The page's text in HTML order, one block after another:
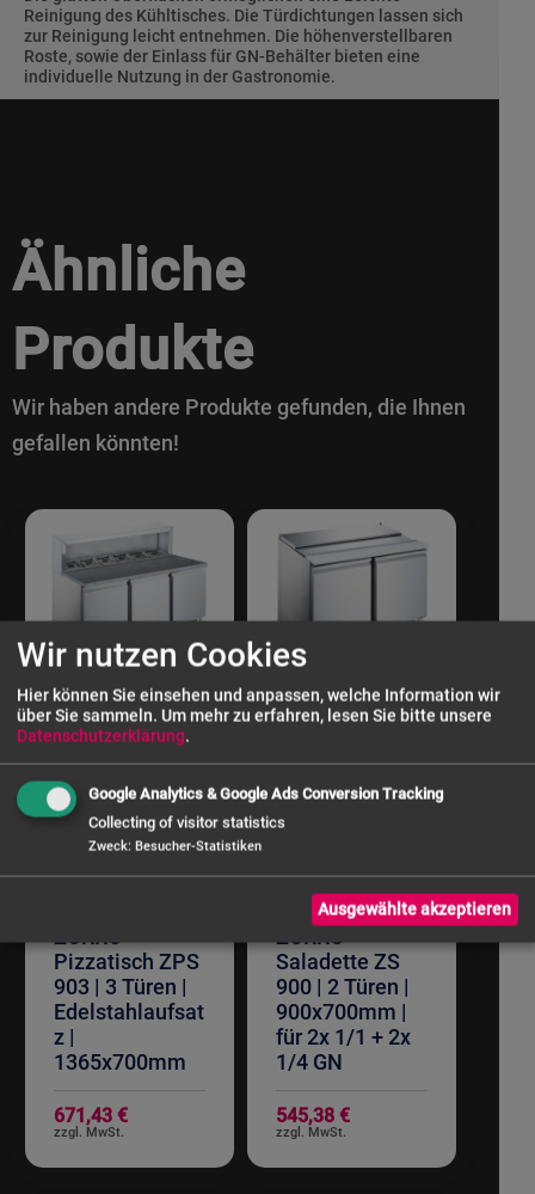
Reinigung des Kühltisches. Die Türdichtungen lassen sich
zur Reinigung leicht entnehmen. Die höhenverstellbaren
Roste, sowie der Einlass für GN-Behälter bieten eine
individuelle Nutzung in der Gastronomie.
Ähnliche
Produkte
Wir haben andere Produkte gefunden, die Ihnen
gefallen könnten!
ZORRO
Pizzatisch ZPS
903 | 3 Türen |
Edelstahlaufsat
z |
1365x700mm
671,43 €
ZORRO
Saladette ZS
900 | 2 Türen |
900x700mm |
für 2x 1/1 + 2x
1/4 GN
545,38 €
Wir nutzen Cookies
Hier können Sie einsehen und anpassen, welche Information wir
über Sie sammeln. Um mehr zu erfahren, lesen Sie bitte unsere
Datenschutzerklärung.
Google Analytics & Google Ads Conversion Tracking
Collecting of visitor statistics
Zweck: Besucher-Statistiken
Ausgewählte akzeptieren